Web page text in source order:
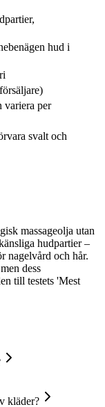
hud i
variera per
svalt och
massageolja utan
hudpartier –
nagelvård och hår.
dess
till testets 'Mest
kläder?